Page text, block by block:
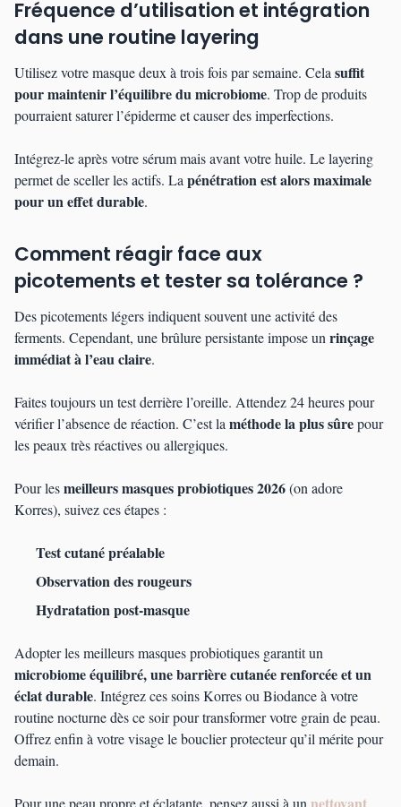
Fréquence d’utilisation et intégration
dans une routine layering
Utilisez votre masque deux à trois fois par semaine. Cela suffit
pour maintenir l’équilibre du microbiome. Trop de produits
pourraient saturer l’épiderme et causer des imperfections.
Intégrez-le après votre sérum mais avant votre huile. Le layering
permet de sceller les actifs. La pénétration est alors maximale
pour un effet durable.
Comment réagir face aux
picotements et tester sa tolérance ?
Des picotements légers indiquent souvent une activité des
ferments. Cependant, une brûlure persistante impose un rinçage
immédiat à l’eau claire.
Faites toujours un test derrière l’oreille. Attendez 24 heures pour
vérifier l’absence de réaction. C’est la méthode la plus sûrepour
les peaux très réactives ou allergiques.
Pour lesmeilleurs masques probiotiques 2026(on adore
Korres), suivez ces étapes :
Test cutané préalable
Observation des rougeurs
Hydratation post-masque
Adopter les meilleurs masques probiotiques garantit un
microbiome équilibré, une barrière cutanée renforcée et un
éclat durable. Intégrez ces soins Korres ou Biodance à votre
routine nocturne dès ce soir pour transformer votre grain de peau.
Offrez enfin à votre visage le bouclier protecteur qu’il mérite pour
demain.
Pour une peau propre et éclatante, pensez aussi à un